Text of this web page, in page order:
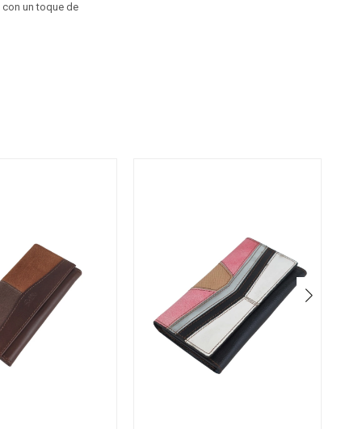
un toque de